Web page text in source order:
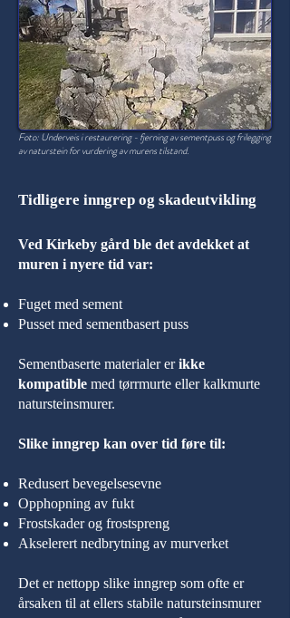
Foto: Underveis i restaurering - fjerning av sementpuss og frilegging
av naturstein for vurdering av murens tilstand.
Tidligere inngrep og skadeutvikling
Ved Kirkeby gård ble det avdekket at
muren i nyere tid var:
Fuget med sement
Pusset med sementbasert puss
Sementbaserte materialer erikke
kompatible med tørrmurte eller kalkmurte
natursteinsmurer.
Slike inngrep kan over tid føre til:
Redusert bevegelsesevne
Opphopning av fukt
Frostskader og frostspreng
Akselerert nedbrytning av murverket
Det er nettopp slike inngrep som ofte er
årsaken til at ellers stabile natursteinsmurer